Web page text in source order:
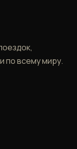
по всему миру.